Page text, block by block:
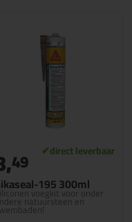
195 300ml
voegkit voor onder
natuursteen en
49